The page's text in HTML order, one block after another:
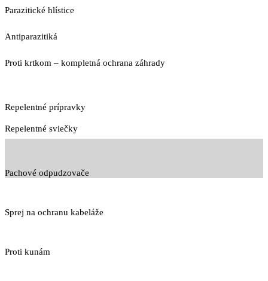
Parazitické hlístice
Antiparazitiká
Proti krtkom – kompletná ochrana záhrady
Repelentné prípravky
Repelentné sviečky
Pachové odpudzovače
Sprej na ochranu kabeláže
Proti kunám